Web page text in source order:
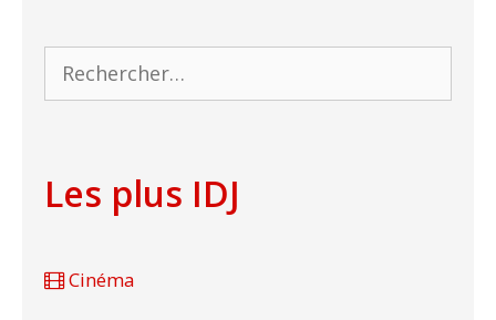
Rechercher :
Les plus IDJ
Cinéma